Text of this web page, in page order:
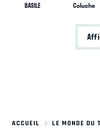
BASILE Coluche
ACCUEIL LE MONDE DU